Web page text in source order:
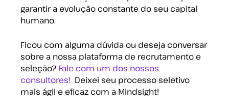
garantir a evolução constante do seu capital
humano.
Ficou com alguma dúvida ou deseja conversar
sobre a nossa plataforma de recrutamento e
seleção? Fale com um dos nossos
consultores! Deixei seu processo seletivo
mais ágil e eficaz com a Mindsight!